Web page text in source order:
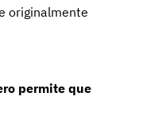
originalmente
permite que